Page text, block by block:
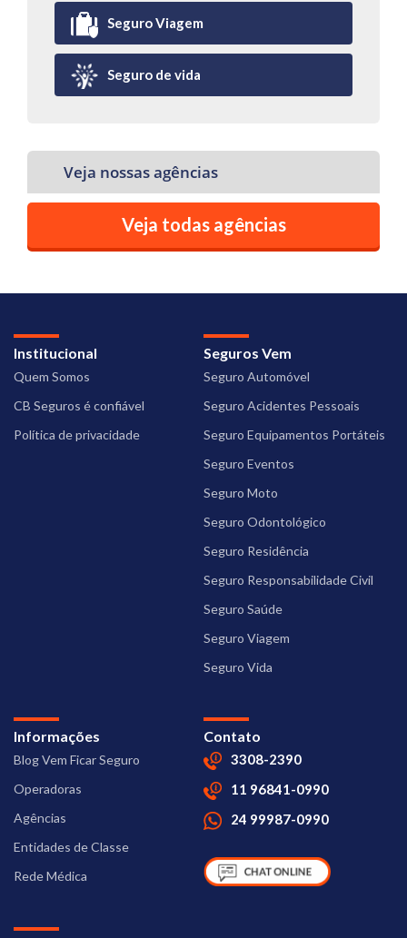
Seguro Viagem
Seguro de vida
Veja nossas agências
Veja todas agências
Institucional
Quem Somos
CB Seguros é confiável
Política de privacidade
Seguros Vem
Seguro Automóvel
Seguro Acidentes Pessoais
Seguro Equipamentos Portáteis
Seguro Eventos
Seguro Moto
Seguro Odontológico
Seguro Residência
Seguro Responsabilidade Civil
Seguro Saúde
Seguro Viagem
Seguro Vida
Informações
Blog Vem Ficar Seguro
Operadoras
Agências
Entidades de Classe
Rede Médica
Contato
3308-2390
11 96841-0990
24 99987-0990